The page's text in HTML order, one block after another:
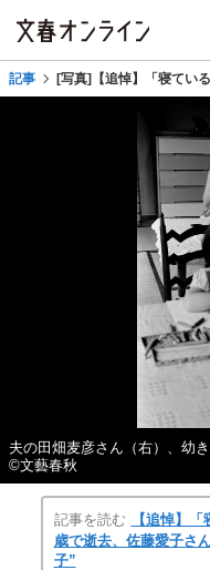
記事 [写真]【追悼】「寝てい
夫の田畑麦彦さん（右）、幼
©文藝春秋
記事を読む
【追悼】
歳で逝去、佐藤愛子さ
子”